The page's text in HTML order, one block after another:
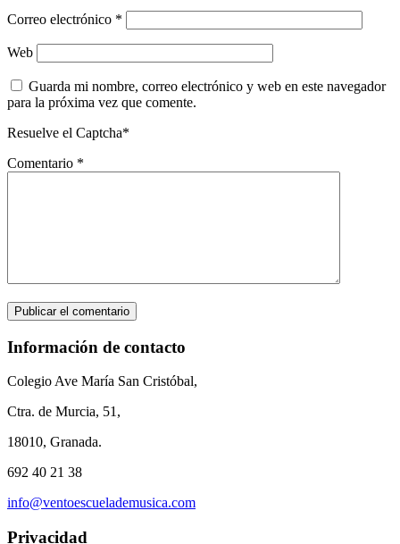
Correo electrónico *
Web
Guarda mi nombre, correo electrónico y web en este navegador
para la próxima vez que comente.
Resuelve el Captcha*
Comentario *
Información de contacto
Colegio Ave María San Cristóbal,
Ctra. de Murcia, 51,
18010, Granada.
692 40 21 38
info@ventoescuelademusica.com
Privacidad